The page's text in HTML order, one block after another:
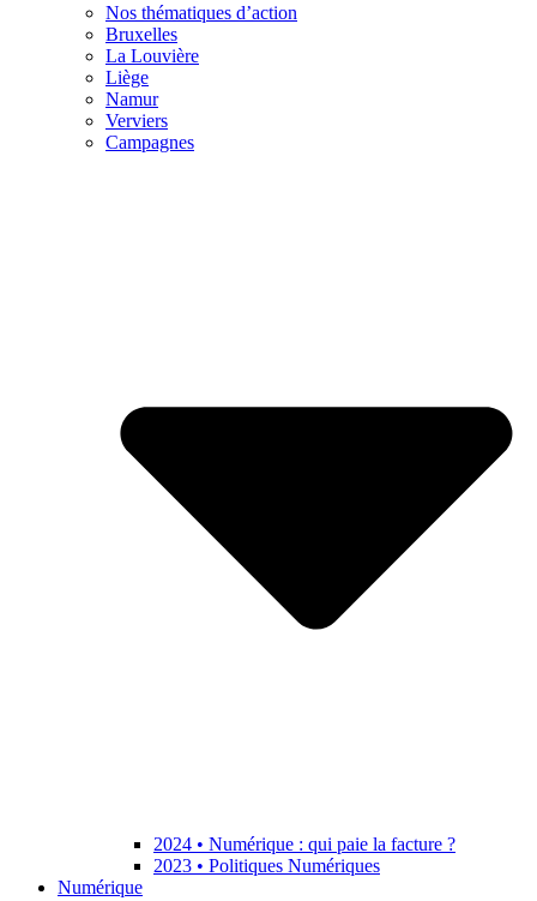
Nos thématiques d’action
Bruxelles
La Louvière
Liège
Namur
Verviers
Campagnes
2024 • Numérique : qui paie la facture ?
2023 • Politiques Numériques
Numérique